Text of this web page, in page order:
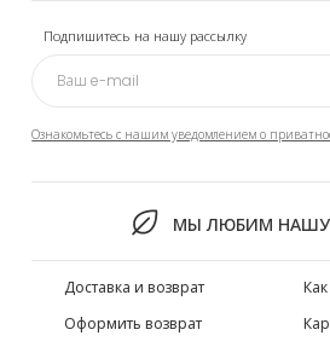
Подпишитесь на нашу рассылку
Ознакомьтесь с нашим уведомлением о
МЫ ЛЮБИМ НАШУ
Доставка и возврат
Оформить возврат